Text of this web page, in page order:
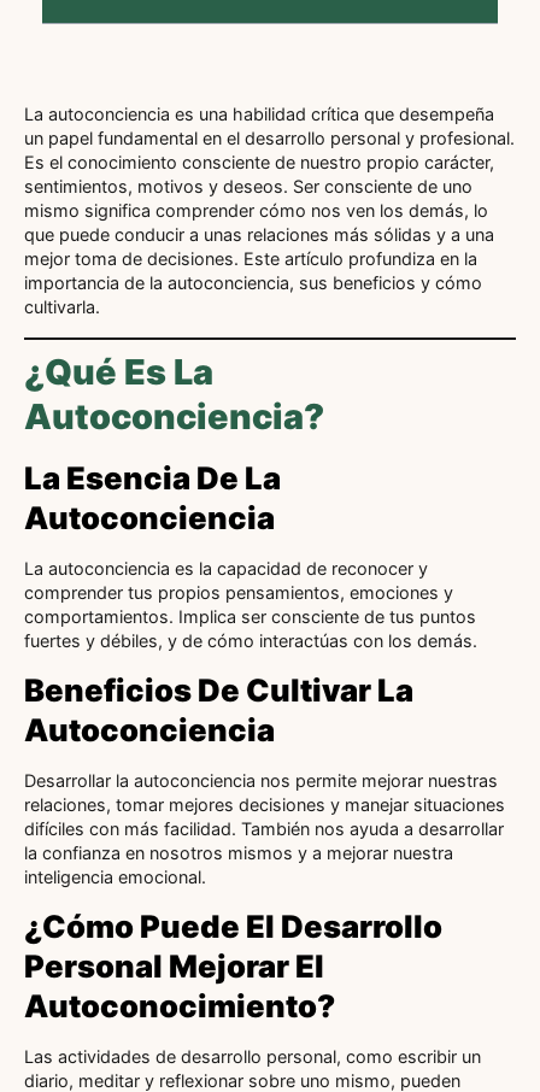
La autoconciencia es una habilidad crítica que desempeña
un papel fundamental en el desarrollo personal y profesional.
Es el conocimiento consciente de nuestro propio carácter,
sentimientos, motivos y deseos. Ser consciente de uno
mismo significa comprender cómo nos ven los demás, lo
que puede conducir a unas relaciones más sólidas y a una
mejor toma de decisiones. Este artículo profundiza en la
importancia de la autoconciencia, sus beneficios y cómo
cultivarla.
¿Qué Es La
Autoconciencia?
La Esencia De La
Autoconciencia
La autoconciencia es la capacidad de reconocer y
comprender tus propios pensamientos, emociones y
comportamientos. Implica ser consciente de tus puntos
fuertes y débiles, y de cómo interactúas con los demás.
Beneficios De Cultivar La
Autoconciencia
Desarrollar la autoconciencia nos permite mejorar nuestras
relaciones, tomar mejores decisiones y manejar situaciones
difíciles con más facilidad. También nos ayuda a desarrollar
la confianza en nosotros mismos y a mejorar nuestra
inteligencia emocional.
¿Cómo Puede El Desarrollo
Personal Mejorar El
Autoconocimiento?
Las actividades de desarrollo personal, como escribir un
diario, meditar y reflexionar sobre uno mismo, pueden